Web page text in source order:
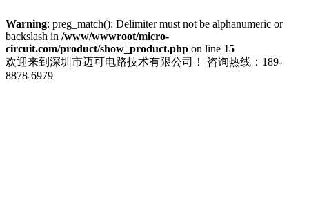
Warning: preg_match(): Delimiter must not be alphanumeric or
backslash in /www/wwwroot/micro-
circuit.com/product/show_product.php on line 15
欢迎来到深圳市迈可电路技术有限公司！
咨询热线：189-
8878-6979